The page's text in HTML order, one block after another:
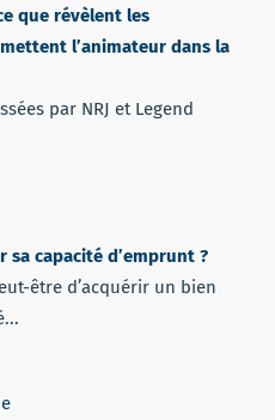
que révèlent les
l’animateur dans la
par NRJ et Legend
sa capacité d’emprunt ?
être d’acquérir un bien